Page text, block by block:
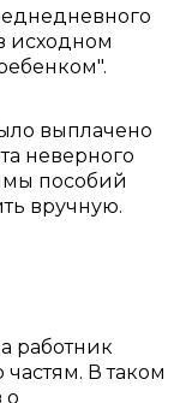
исходном
выплачено
неверного
пособий
вручную.
работник
частям. В таком
о